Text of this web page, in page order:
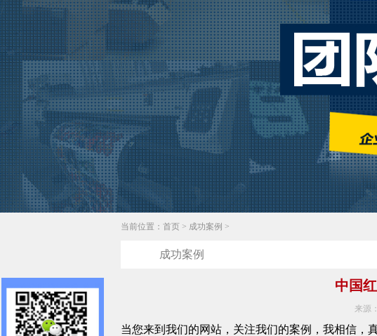
当前位置： 首页 > 成功案例 >
成功案例
中国
来源：
当您来到我们的网站，关注我们的案例，我相信，